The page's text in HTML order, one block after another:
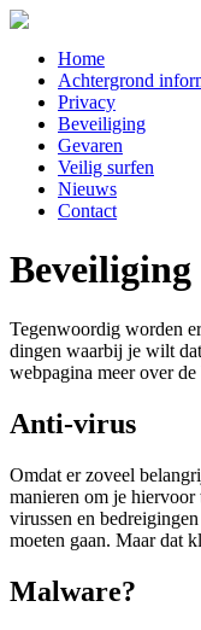
Home
Achtergrond
Privacy
Beveiliging
Gevaren
Veilig surfen
Nieuws
Contact
Beveiliging
Tegenwoordig worden
dingen waarbij je wilt
webpagina meer over
Anti-virus
Omdat er zoveel
manieren om je hiervoor
virussen en
moeten gaan. Maar dat
Malware?